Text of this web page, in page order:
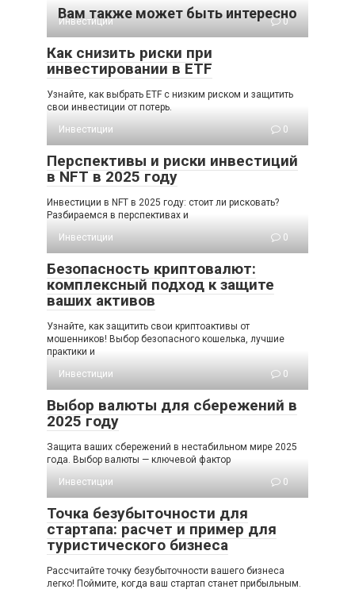
Вам также может быть интересно
Инвестиции 0
Как снизить риски при
инвестировании в ETF
Узнайте, как выбрать ETF с низким риском и защитить
свои инвестиции от потерь.
Инвестиции
0
Перспективы и риски инвестиций
в NFT в 2025 году
Инвестиции в NFT в 2025 году: стоит ли рисковать?
Разбираемся в перспективах и
Инвестиции
0
Безопасность криптовалют:
комплексный подход к защите
ваших активов
Узнайте, как защитить свои криптоактивы от
мошенников! Выбор безопасного кошелька, лучшие
практики и
Инвестиции
0
Выбор валюты для сбережений в
2025 году
Защита ваших сбережений в нестабильном мире 2025
года. Выбор валюты — ключевой фактор
Инвестиции
0
Точка безубыточности для
стартапа: расчет и пример для
туристического бизнеса
Рассчитайте точку безубыточности вашего бизнеса
легко! Поймите, когда ваш стартап станет прибыльным.